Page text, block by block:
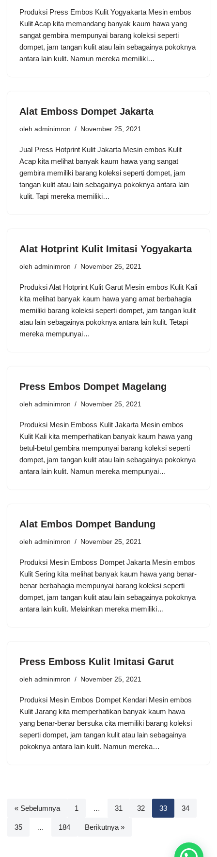
Produksi Press Embos Kulit Yogyakarta Mesin embos
Kulit Acap kita memandang banyak kaum hawa yang
sangat gembira mempunyai barang koleksi seperti
dompet, jam tangan kulit atau lain sebagainya pokoknya
antara lain kulit. Namun mereka memiliki…
Alat Emboss Dompet Jakarta
oleh adminimron November 25, 2021
Jual Press Hotprint Kulit Jakarta Mesin embos Kulit
Acap kita melihat banyak kaum hawa yang sangat
gembira memiliki barang koleksi seperti dompet, jam
tangan kulit atau lain sebagainya pokoknya antara lain
kulit. Tapi mereka memiliki…
Alat Hotprint Kulit Imitasi Yogyakarta
oleh adminimron November 25, 2021
Produksi Alat Hotprint Kulit Garut Mesin embos Kulit Kali
kita melihat banyak kaum hawa yang amat berbahagia
memiliki barang koleksi seperti dompet, jam tangan kulit
atau lain sebagainya pokoknya antara lain kulit. Tetapi
mereka mempunyai…
Press Embos Dompet Magelang
oleh adminimron November 25, 2021
Produksi Mesin Emboss Kulit Jakarta Mesin embos
Kulit Kali kita memperhatikan banyak kaum hawa yang
betul-betul gembira mempunyai barang koleksi seperti
dompet, jam tangan kulit atau lain sebagainya pokoknya
antara lain kulit. Namun mereka mempunyai…
Alat Embos Dompet Bandung
oleh adminimron November 25, 2021
Produksi Mesin Emboss Dompet Jakarta Mesin embos
Kulit Sering kita melihat banyak kaum hawa yang benar-
benar berbahagia mempunyai barang koleksi seperti
dompet, jam tangan kulit atau lain sebagainya pokoknya
antara lain kulit. Melainkan mereka memiliki…
Press Emboss Kulit Imitasi Garut
oleh adminimron November 25, 2021
Produksi Mesin Embos Dompet Kendari Mesin embos
Kulit Jarang kita memperhatikan banyak kaum hawa
yang benar-benar bersuka cita memiliki barang koleksi
seperti dompet, jam tangan kulit atau lain sebagainya
pokoknya antara lain kulit. Namun mereka…
« Sebelumnya 1 … 31 32 33 34
35 … 184 Berikutnya »